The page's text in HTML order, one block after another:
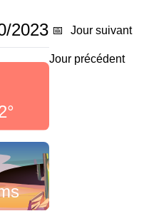
2023 Jour suivant
📅
Jour précédent